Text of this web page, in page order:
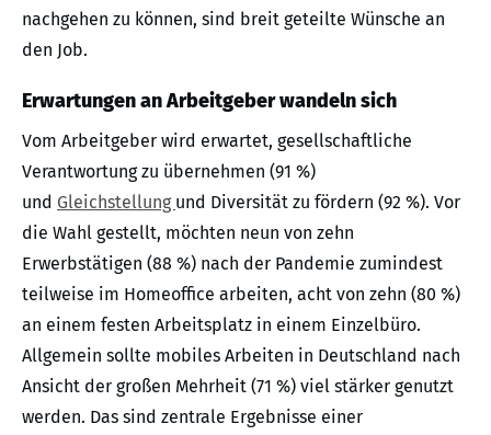
nachgehen zu können, sind breit geteilte Wünsche an
den Job.
Erwartungen an Arbeitgeber wandeln sich
Vom Arbeitgeber wird erwartet, gesellschaftliche
Verantwortung zu übernehmen (91 %)
und Gleichstellung und Diversität zu fördern (92 %). Vor
die Wahl gestellt, möchten neun von zehn
Erwerbstätigen (88 %) nach der Pandemie zumindest
teilweise im Homeoffice arbeiten, acht von zehn (80 %)
an einem festen Arbeitsplatz in einem Einzelbüro.
Allgemein sollte mobiles Arbeiten in Deutschland nach
Ansicht der großen Mehrheit (71 %) viel stärker genutzt
werden. Das sind zentrale Ergebnisse einer